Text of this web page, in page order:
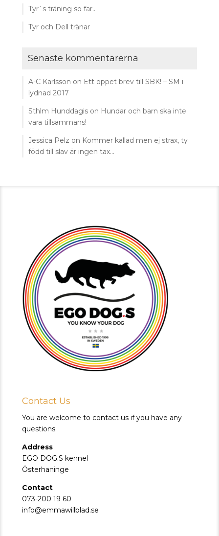
Tyr`s träning so far..
Tyr och Dell tränar
Senaste kommentarerna
A-C Karlsson on Ett öppet brev till SBK! – SM i
lydnad 2017
Sthlm Hunddagison Hundar och barn ska inte
vara tillsammans!
Jessica Pelz on Kommer kallad men ej strax, ty
född till slav är ingen tax…
Contact Us
You are welcome to contact us if you have any
questions.
Address
EGO DOG.S kennel
Österhaninge
Contact
073-200 19 60
info@emmawillblad.se